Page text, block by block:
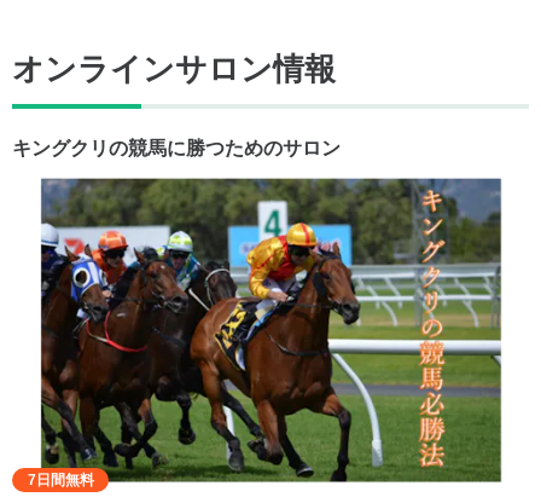
オンラインサロン情報
キングクリの競馬に勝つためのサロン
7日間無料